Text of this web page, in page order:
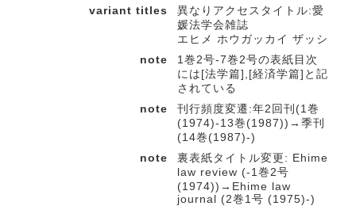
variant titles
異なりアクセスタイトル:愛
媛法学会雑誌
エヒメ ホウガッカイ ザッシ
note
1巻2号-7巻2号の表紙目次
には[法学篇],[経済学篇]と記
されている
note
刊行頻度変遷:年2回刊(1巻
(1974)-13巻(1987))→季刊
(14巻(1987)-)
note
裏表紙タイトル変更: Ehime
law review (-1巻2号
(1974))→Ehime law
journal (2巻1号 (1975)-)